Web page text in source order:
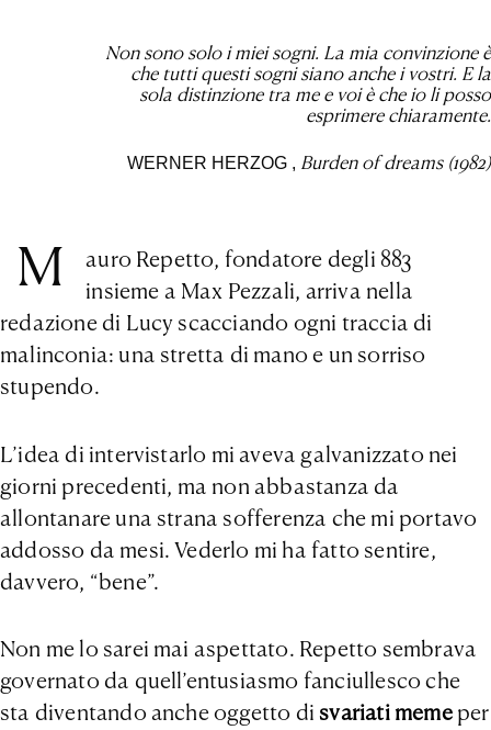
Non sono solo i miei sogni. La mia convinzione è
che tutti questi sogni siano anche i vostri. E la
sola distinzione tra me e voi è che io li posso
esprimere chiaramente.
WERNER HERZOG , Burden of dreams (1982)
M
auro Repetto, fondatore degli 883
insieme a Max Pezzali, arriva nella
redazione di Lucy scacciando ogni traccia di
malinconia: una stretta di mano e un sorriso
stupendo.
L’idea di intervistarlo mi aveva galvanizzato nei
giorni precedenti, ma non abbastanza da
allontanare una strana sofferenza che mi portavo
addosso da mesi. Vederlo mi ha fatto sentire,
davvero, “bene”.
Non me lo sarei mai aspettato. Repetto sembrava
governato da quell’entusiasmo fanciullesco che
sta diventando anche oggetto disvariati memeper